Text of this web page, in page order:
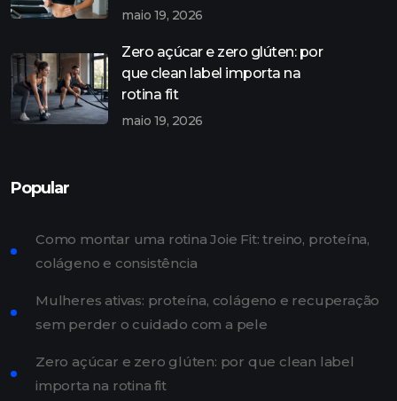
maio 19, 2026
Zero açúcar e zero glúten: por
que clean label importa na
rotina fit
maio 19, 2026
Popular
Como montar uma rotina Joie Fit: treino, proteína,
colágeno e consistência
Mulheres ativas: proteína, colágeno e recuperação
sem perder o cuidado com a pele
Zero açúcar e zero glúten: por que clean label
importa na rotina fit